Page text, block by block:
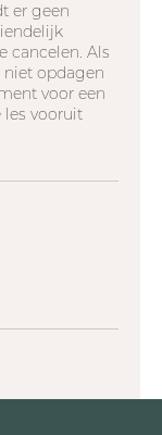
er geen
cancelen. Als
opdagen
voor een
les vooruit